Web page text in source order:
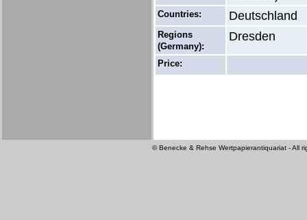
Countries: Deutschland
Regions
(Germany):
Dresden
Price:
© Benecke & Rehse Wertpapierantiquariat - All